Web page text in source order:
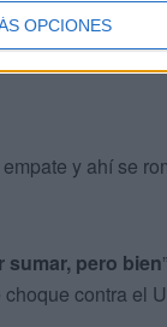
OPCIONES
y ahí se
pero bien
contra el